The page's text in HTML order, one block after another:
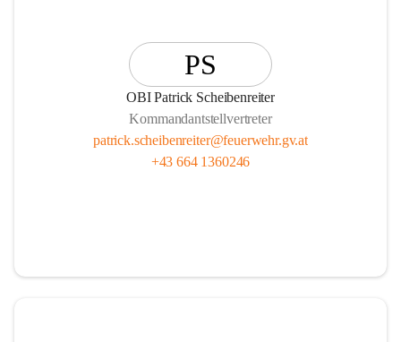
PS
OBI Patrick Scheibenreiter
Kommandantstellvertreter
patrick.scheibenreiter@feuerwehr.gv.at
+43 664 1360246